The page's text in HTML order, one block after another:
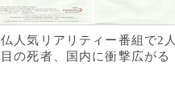
仏人気リアリティー番組で2人
目の死者、国内に衝撃広がる